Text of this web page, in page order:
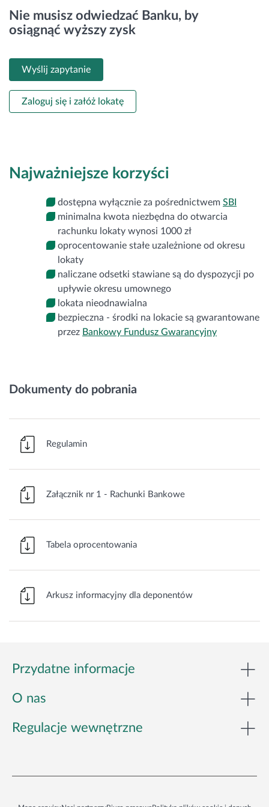
Zaloguj się
Nie musisz odwiedzać Banku, by
osiągnąć wyższy zysk
Wyślij zapytanie
Zaloguj się i załóż lokatę
Najważniejsze korzyści
dostępna wyłącznie za pośrednictwem SBI
minimalna kwota niezbędna do otwarcia
rachunku lokaty wynosi 1000 zł
oprocentowanie stałe uzależnione od okresu
lokaty
naliczane odsetki stawiane są do dyspozycji po
upływie okresu umownego
lokata nieodnawialna
bezpieczna - środki na lokacie są gwarantowane
przez Bankowy Fundusz Gwarancyjny
Dokumenty do pobrania
Regulamin
Załącznik nr 1 - Rachunki Bankowe
Tabela oprocentowania
Arkusz informacyjny dla deponentów
Przydatne informacje
O nas
Regulacje wewnętrzne